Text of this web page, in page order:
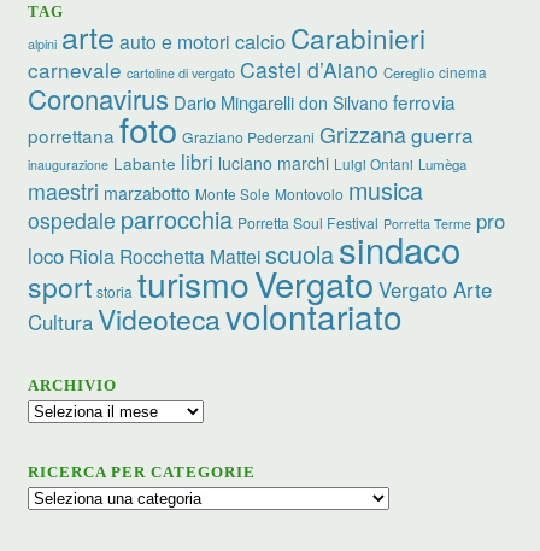
TAG
alpini arte auto e motori calcio Carabinieri
carnevale cartoline di vergato Castel d’Aiano Cereglio cinema
Coronavirus Dario Mingarelli don Silvano ferrovia
porrettana foto Graziano Pederzani Grizzanaguerra
inaugurazione Labante libri luciano marchi Luigi Ontani Lumèga
maestri marzabotto Monte Sole Montovolo musica
ospedale parrocchia Porretta Soul Festival Porretta Terme pro
loco Riola Rocchetta Matteiscuolasindaco
sport storia turismoVergato Vergato Arte
CulturaVideotecavolontariato
ARCHIVIO
Archivio
RICERCA PER CATEGORIE
Ricerca